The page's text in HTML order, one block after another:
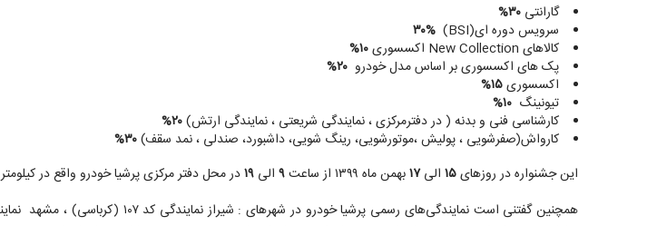
گارانتی ۳۰%
سرویس دوره ای(BSI)
۳۰%
کالاهای New Collection اکسسوری
۱۰%
پک های اکسسوری بر اساس مدل خودرو ۲۰%
اکسسوری۱۵%
تیونینگ ۱۰%
کارشناسی فنی و بدنه ( در دفترمرکزی ، نمایندگی شریعتی ، نمایندگی ارتش)۲۰%
کارواش(صفرشویی ، پولیش ،موتورشویی، رینگ شویی، داشبورد، صندلی ، نمد سقف)۳۰%
این جشنواره در روزهای۱۵ الی۱۷ بهمن ماه ۱۳۹۹ از ساعت ۹ الی ۱۹در محل دفتر مرکزی پرشیا خودرو واقع در کیلومتر ۶ جاده مخصوص برگزار می شود.